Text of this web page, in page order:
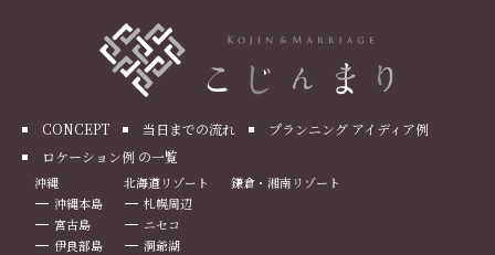
CONCEPT 当日までの流れ
プランニング アイディア例
ロケーション例 の一覧
沖縄
沖縄本島
宮古島
伊良部島
北海道リゾート
札幌周辺
ニセコ
洞爺湖
鎌倉・湘南リゾート